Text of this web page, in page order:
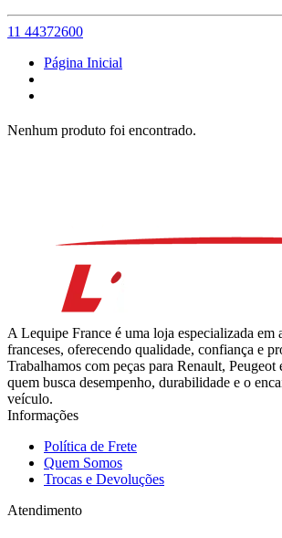
11 44372600
Página Inicial
Nenhum produto foi encontrado.
A Lequipe France é uma loja especializada em
franceses, oferecendo qualidade, confiança e
Trabalhamos com peças para Renault,
quem busca desempenho, durabilidade e o
veículo.
Informações
Política de Frete
Quem Somos
Trocas e Devoluções
Atendimento